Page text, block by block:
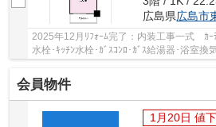
広島県広島市
2025年12月ﾘﾌｫｰﾑ完了：内装工事一式 ｶ
水栓･ｷｯﾁﾝ水栓･ｶﾞｽｺﾝﾛ･ｶﾞｽ給湯器･浴室換
会員物件
1月20日 値